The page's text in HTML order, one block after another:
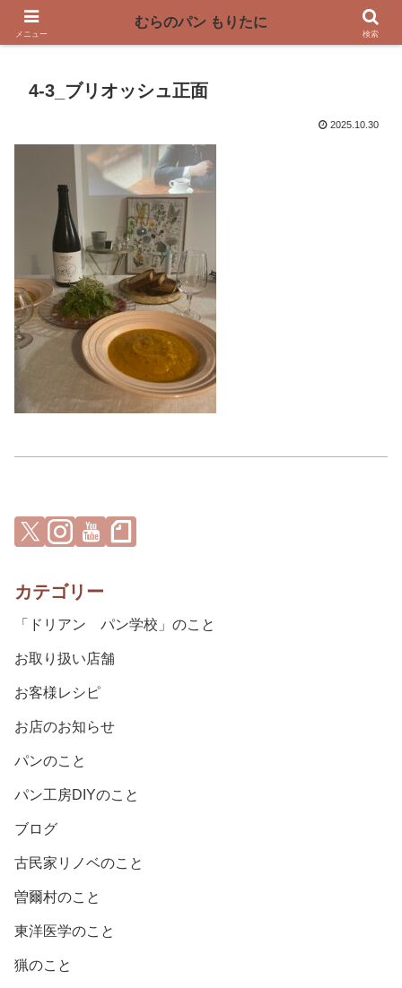
〜奈良県曽爾村の薪窯パン屋〜
4-3_ブリオッシュ正面
2025.10.30
カテゴリー
「ドリアン パン学校」のこと
お取り扱い店舗
お客様レシピ
お店のお知らせ
パンのこと
パン工房DIYのこと
ブログ
古民家リノベのこと
曽爾村のこと
東洋医学のこと
猟のこと
メニュー
むらのパン もりたに
検索